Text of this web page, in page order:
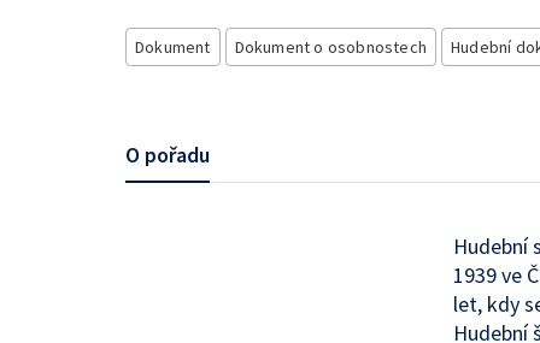
Dokument Dokument o osobnostech Hudební
O pořadu
Hudební
1939 ve
let, kdy
Hudební